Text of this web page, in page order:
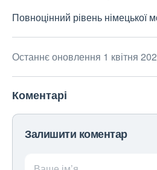
Повноцінний рівень німецької
Останнє оновлення 1 квітня
Коментарі
Залишити коментар